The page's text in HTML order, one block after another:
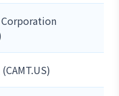
Corporation